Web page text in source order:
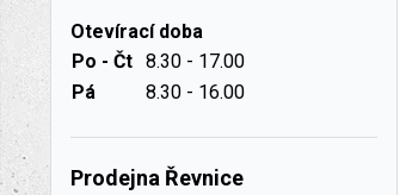
Otevírací doba
Po - Čt 8.30 - 17.00
Pá
8.30 - 16.00
Prodejna Řevnice